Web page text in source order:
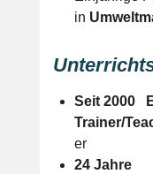
in
Seit 2000
Trainer/
er
24 Jahre